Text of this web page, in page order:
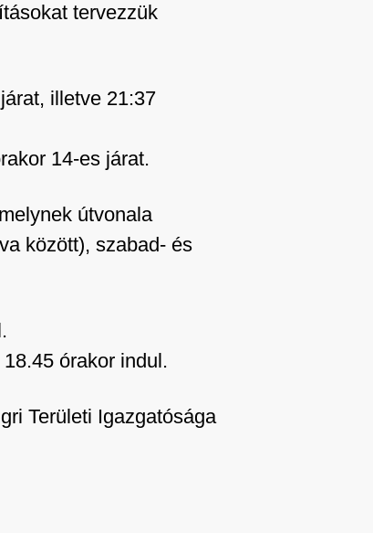
tervezzük
illetve 21:37
14-es járat.
útvonala
között), szabad- és
órakor indul.
Területi Igazgatósága